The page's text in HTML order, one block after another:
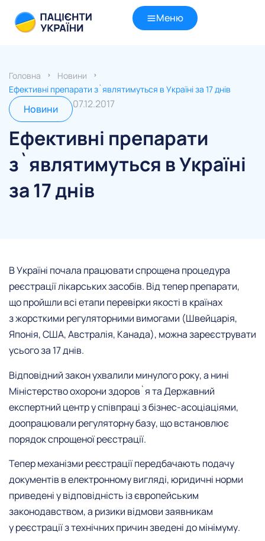
Меню
Головна
Новини
Ефективні препарати з`являтимуться в Україні за 17 днів
Новини 07.12.2017
Ефективні препарати
з`являтимуться в Україні
за 17 днів
В Україні почала працювати спрощена процедура
реєстрації лікарських засобів. Від тепер препарати,
що пройшли всі етапи перевірки якості в країнах
з жорсткими регуляторними вимогами (Швейцарія,
Японія, США, Австралія, Канада), можна зареєструвати
усього за 17 днів.
Відповідний закон ухвалили минулого року, а нині
Міністерство охорони здоров`я та Державний
експертний центр у співпраці з бізнес-асоціаціями,
доопрацювали регуляторну базу, що встановлює
порядок спрощеної реєстрації.
Тепер механізми реєстрації передбачають подачу
документів в електронному вигляді, юридичні норми
приведені у відповідність із європейським
законодавством, а ризики відмови заявникам
у реєстрації з технічних причин зведені до мінімуму.